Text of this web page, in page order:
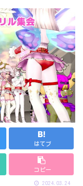
はてブ
コピー
2024.03.24